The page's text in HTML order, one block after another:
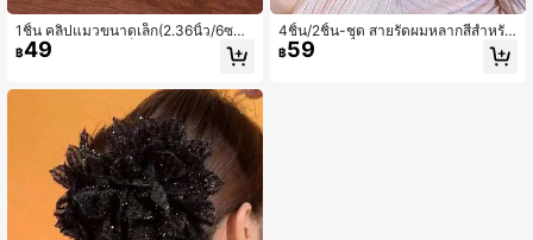
1ชิ้น คลิปแมวขนาดเล็ก(2.36นิ้ว/6ซม.)
สำหรับผู้หญิงและเด็กผู้หญิง หลากสี กร
ดอะซิติก เจาะรู พร้อมเพชรพลอย อุปกร
฿49
4ชิ้น/2ชิ้น-ชุด สายรัดผมหลากสีสำหรับ
ผู้หญิงและเด็กหญิง สไตล์คาวาอิ ลำลอง
ตกแต่งผม อุปกรณ์เสริมผม
฿59